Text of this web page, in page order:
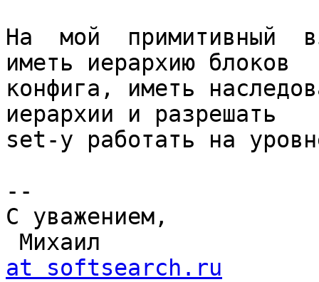
На  мой  примитивный
иметь иерархию блоков
конфига, иметь
иерархии и разрешать
set-у работать на
--
С уважением,
Михаил
at softsearch.ru